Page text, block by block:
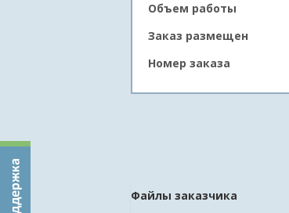
Объем работы
Заказ размещен
Номер заказа
Файлы заказчика